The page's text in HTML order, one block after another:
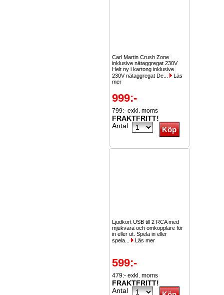
Carl Martin Crush Zone
inklusive nätaggregat 230V
Helt ny i kartong inklusive
230V nätaggregat De...
Läs
mer
999:-
799:- exkl. moms
FRAKTFRITT!
Antal
Ljudkort USB till 2 RCA med
mjukvara och omkopplare för
in eller ut. Spela in eller
spela...
Läs mer
599:-
479:- exkl. moms
FRAKTFRITT!
Antal